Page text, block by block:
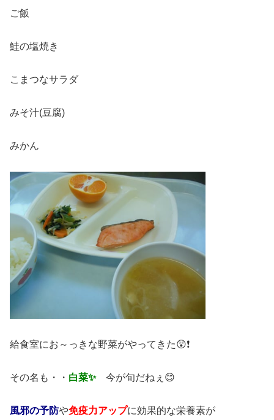
ご飯
鮭の塩焼き
こまつなサラダ
みそ汁(豆腐)
みかん
給食室にお～っきな野菜がやってきた😲❗
その名も・・ 白菜✨ 今が旬だねぇ😊
風邪の予防や免疫力アップに効果的な栄養素が